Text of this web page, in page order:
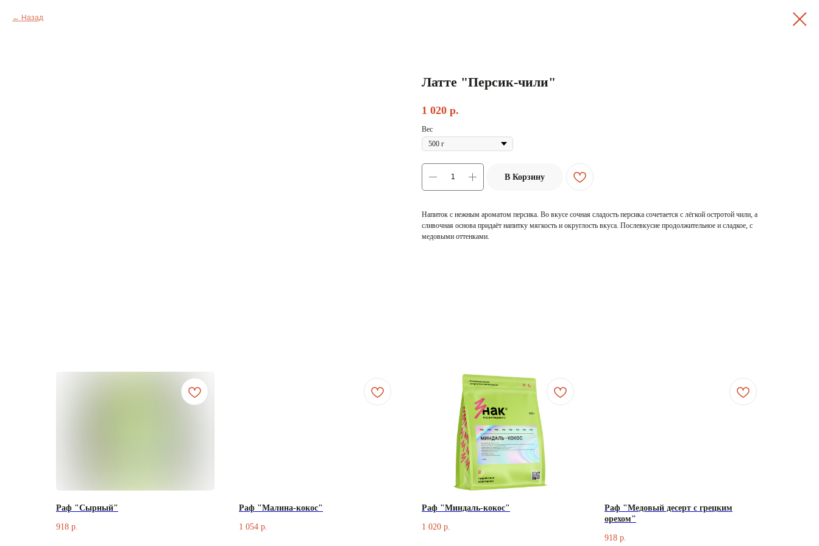
Назад
Латте "Персик-чили"
1 020 р.
Вес
В Корзину
Напиток с нежным ароматом персика. Во вкусе сочная сладость персика сочетается с лёгкой остротой чили, а
сливочная основа придаёт напитку мягкость и округлость вкуса. Послевкусие продолжительное и сладкое, с
медовыми оттенками.
Раф "Сырный"
918 р.
Раф "Малина-кокос"
1 054 р.
Раф "Миндаль-кокос"
1 020 р.
Раф "Медовый десерт с грецким
орехом"
918 р.